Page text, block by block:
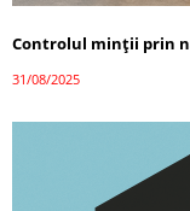
Controlul minții prin
31/08/2025